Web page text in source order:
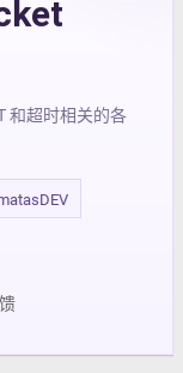
和超时相关的各